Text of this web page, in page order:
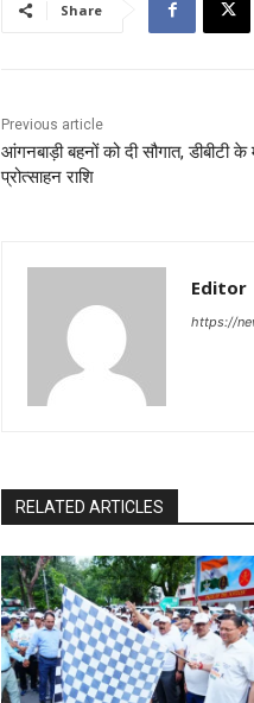
Share
Previous article
आंगनबाड़ी बहनों को दी सौगात, डीबीटी
प्रोत्साहन राशि
Editor
https://
RELATED ARTICLES